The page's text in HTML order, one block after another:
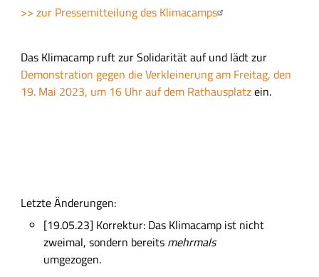
>> zur Pressemitteilung des Klimacamps
Das Klimacamp ruft zur Solidarität auf und lädt zur
Demonstration gegen die Verkleinerung am Freitag, den
19. Mai 2023, um 16 Uhr auf dem Rathausplatzein.
Letzte Änderungen:
[19.05.23] Korrektur: Das Klimacamp ist nicht
zweimal, sondern bereits mehrmals
umgezogen.